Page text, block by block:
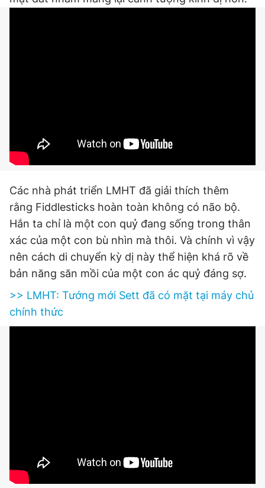
chép dưới mọi hình thức nếu không có sự chấp thuận bằng văn
bản. Phát triển bởi ePi Technologies, JSC.
Các nhà phát triển LMHT đã giải thích thêm
rằng Fiddlesticks hoàn toàn không có não bộ.
Hắn ta chỉ là một con quỷ đang sống trong thân
xác của một con bù nhìn mà thôi. Và chính vì vậy
nên cách di chuyển kỳ dị này thể hiện khá rõ về
bản năng săn mồi của một con ác quỷ đáng sợ.
>> LMHT: Tướng mới Sett đã có mặt tại máy chủ
chính thức